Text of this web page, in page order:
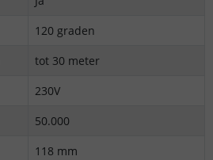
120 graden
tot 30 meter
230V
50.000
118 mm